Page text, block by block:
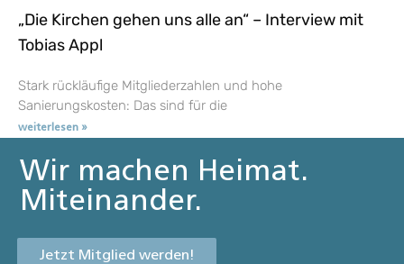
„Die Kirchen gehen uns alle an“ – Interview mit
Tobias Appl
Stark rückläufige Mitgliederzahlen und hohe
Sanierungskosten: Das sind für die
weiterlesen »
Wir machen Heimat.
Miteinander.
Jetzt Mitglied werden!